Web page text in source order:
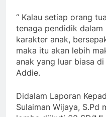
“ Kalau setiap orang
tenaga pendidik
karakter anak,
maka itu akan lebih
anak yang luar biasa
Addie.
Didalam Laporan
Sulaiman Wijaya, S.Pd